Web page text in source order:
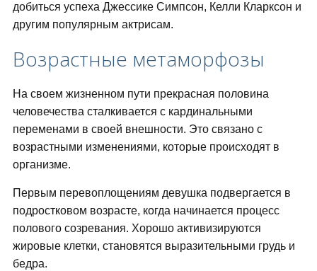
добиться успеха Джессике Симпсон, Келли Кларксон и
другим популярным актрисам.
Возрастные метаморфозы
На своем жизненном пути прекрасная половина
человечества сталкивается с кардинальными
переменами в своей внешности. Это связано с
возрастными изменениями, которые происходят в
организме.
Первым перевоплощениям девушка подвергается в
подростковом возрасте, когда начинается процесс
полового созревания. Хорошо активизируются
жировые клетки, становятся выразительными грудь и
бедра.